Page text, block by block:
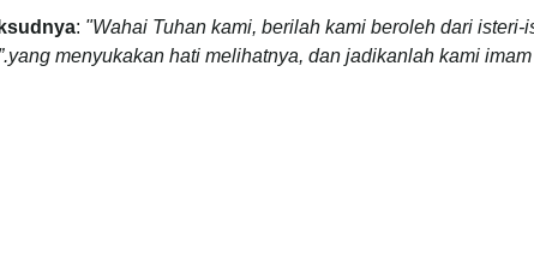
: "Wahai Tuhan kami, berilah kami beroleh dari
yang menyukakan hati melihatnya, dan jadikanlah kami